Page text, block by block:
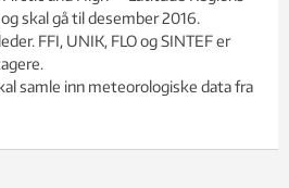
skal gå til desember 2016.
FFI, UNIK, FLO og SINTEF er
samle inn meteorologiske data fra